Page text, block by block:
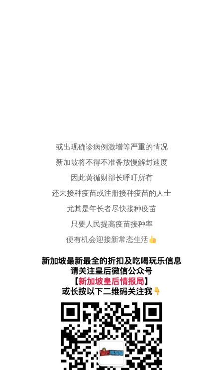
或出现确诊病例激增等严重的情况
新加坡将不得不准备放慢解封速度
因此黄循财部长呼吁所有
还未接种疫苗或注册接种疫苗的人士
尤其是年长者尽快接种疫苗
只要人民提高疫苗接种率
便有机会迎接新常态生活